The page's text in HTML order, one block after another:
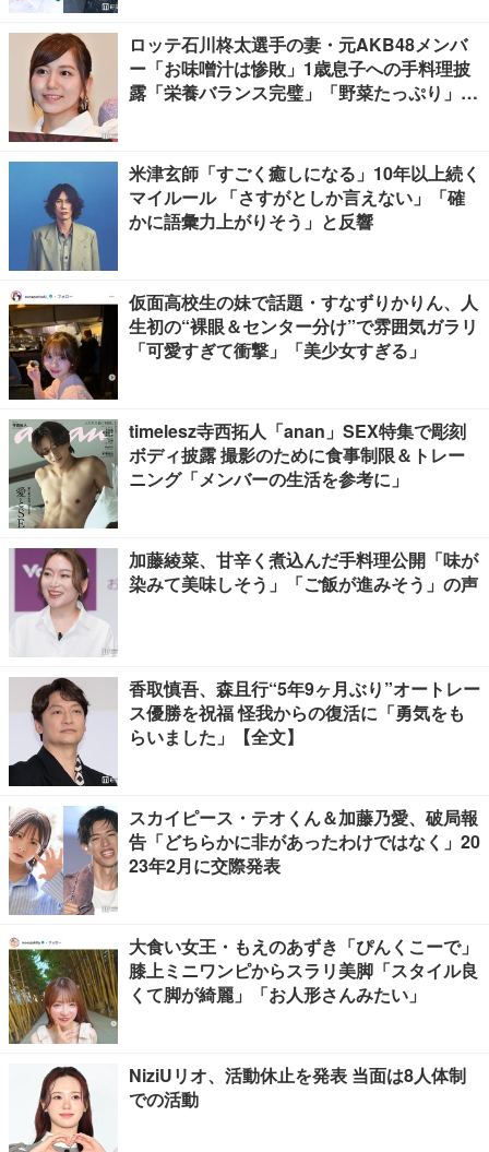
ロッテ石川柊太選手の妻・元AKB48メンバ
ー「お味噌汁は惨敗」1歳息子への手料理披
露「栄養バランス完璧」「野菜たっぷり」の
米津玄師「すごく癒しになる」10年以上続く
マイルール 「さすがとしか言えない」「確
かに語彙力上がりそう」と反響
仮面高校生の妹で話題・すなずりかりん、人
生初の“裸眼＆センター分け”で雰囲気ガラリ
「可愛すぎて衝撃」「美少女すぎる」
timelesz寺西拓人「anan」SEX特集で彫刻
ボディ披露 撮影のために食事制限＆トレー
ニング「メンバーの生活を参考に」
加藤綾菜、甘辛く煮込んだ手料理公開「味が
染みて美味しそう」「ご飯が進みそう」の声
香取慎吾、森且行“5年9ヶ月ぶり”オートレー
ス優勝を祝福 怪我からの復活に「勇気をも
らいました」【全文】
スカイピース・テオくん＆加藤乃愛、破局報
告「どちらかに非があったわけではなく」20
23年2月に交際発表
大食い女王・もえのあずき「ぴんくこーで」
膝上ミニワンピからスラリ美脚「スタイル良
くて脚が綺麗」「お人形さんみたい」
NiziUリオ、活動休止を発表 当面は8人体制
での活動